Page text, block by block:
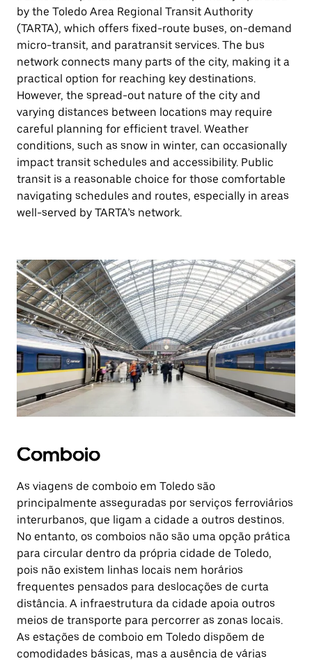
by the Toledo Area Regional Transit Authority
(TARTA), which offers fixed-route buses, on-demand
micro-transit, and paratransit services. The bus
network connects many parts of the city, making it a
practical option for reaching key destinations.
However, the spread-out nature of the city and
varying distances between locations may require
careful planning for efficient travel. Weather
conditions, such as snow in winter, can occasionally
impact transit schedules and accessibility. Public
transit is a reasonable choice for those comfortable
navigating schedules and routes, especially in areas
well-served by TARTA’s network.
Comboio
As viagens de comboio em Toledo são
principalmente asseguradas por serviços ferroviários
interurbanos, que ligam a cidade a outros destinos.
No entanto, os comboios não são uma opção prática
para circular dentro da própria cidade de Toledo,
pois não existem linhas locais nem horários
frequentes pensados para deslocações de curta
distância. A infraestrutura da cidade apoia outros
meios de transporte para percorrer as zonas locais.
As estações de comboio em Toledo dispõem de
comodidades básicas, mas a ausência de várias